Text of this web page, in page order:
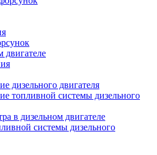
двигателе
дизельного двигателя
топливной системы дизельного
в дизельном двигателе
системы дизельного